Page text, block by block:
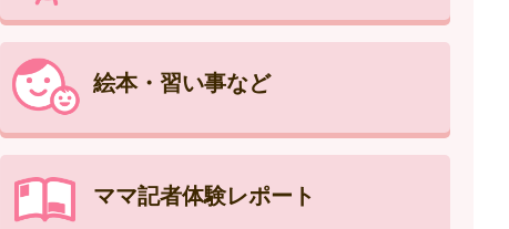
絵本・習い事など
ママ記者体験レポート